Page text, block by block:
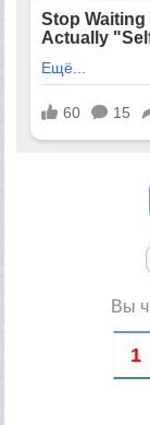
Вы
1